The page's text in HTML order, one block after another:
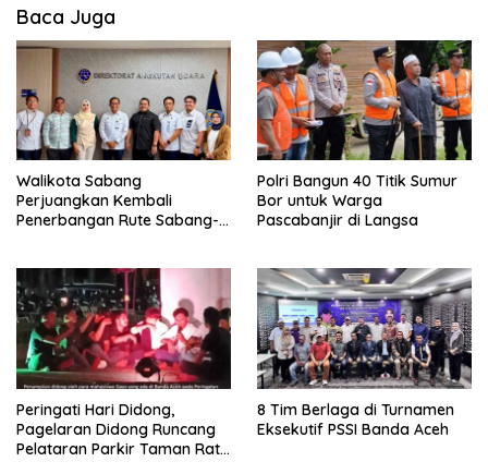
Baca Juga
Walikota Sabang
Perjuangkan Kembali
Penerbangan Rute Sabang-
Polri Bangun 40 Titik Sumur
Bor untuk Warga
Pascabanjir di Langsa
Peringati Hari Didong,
Pagelaran Didong Runcang
Pelataran Parkir Taman Ratu
8 Tim Berlaga di Turnamen
Eksekutif PSSI Banda Aceh